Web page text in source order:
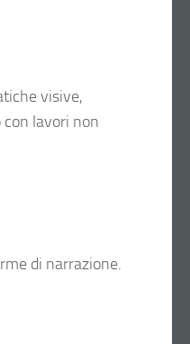
visive,
con lavori non
di narrazione.